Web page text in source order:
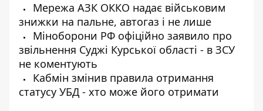
Мережа АЗК ОККО надає військовим
знижки на пальне, автогаз і не лише
Міноборони РФ офіційно заявило про
звільнення Суджі Курської області - в ЗСУ
не коментують
Кабмін змінив правила отримання
статусу УБД - хто може його отримати